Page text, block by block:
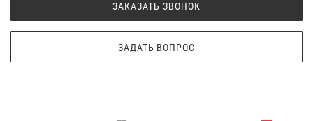
ЗАКАЗАТЬ ЗВОНОК
ЗАДАТЬ ВОПРОС